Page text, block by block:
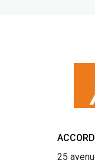
25